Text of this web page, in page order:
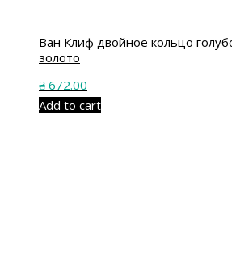
Ван Клиф двойное кольцо
золото
₴ 672.00
Add to cart